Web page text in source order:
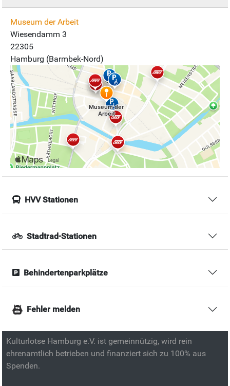
Museum der Arbeit
Wiesendamm 3
22305
Hamburg (Barmbek-Nord)
HVV Stationen
Stadtrad-Stationen
Behindertenparkplätze
Fehler melden
Kulturlotse Hamburg e.V. ist gemeinnützig, wird rein
ehrenamtlich betrieben und finanziert sich zu 100% aus
Spenden.